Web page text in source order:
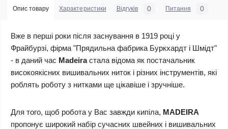
Опис товару Характеристики Відгуків 0 Питання 0
Вже в перші роки після заснування в 1919 році у
Фрайбурзі, фірма "Прядильна фабрика Буркхардт і Шмідт"
- в даний час Madeiraстала відома як постачальник
високоякісних вишивальних ниток і різних інструментів, які
роблять роботу з нитками ще цікавіше і зручніше.
Для того, щоб робота у Вас завжди кипіла, MADEIRA
пропонує широкий набір сучасних швейних і вишивальних